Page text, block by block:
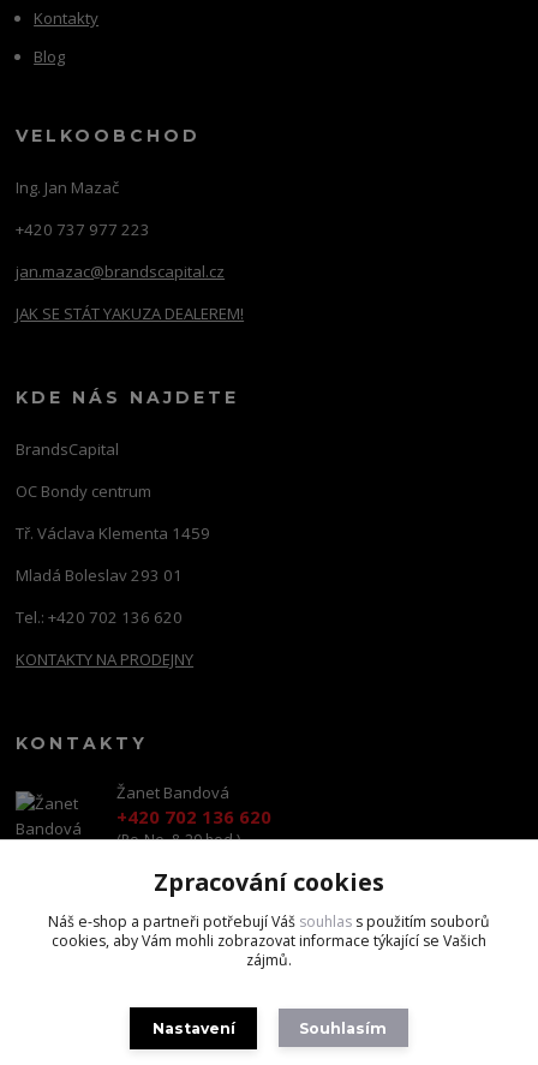
Kontakty
Blog
VELKOOBCHOD
Ing. Jan Mazač
+420 737 977 223
jan.mazac@brandscapital.cz
JAK SE STÁT YAKUZA DEALEREM!
KDE NÁS NAJDETE
BrandsCapital
OC Bondy centrum
Tř. Václava Klementa 1459
Mladá Boleslav 293 01
Tel.: +420 702 136 620
KONTAKTY NA PRODEJNY
KONTAKTY
Žanet Bandová
+420 702 136 620
(Po-Ne, 8-20 hod.)
shop@brandscapital.cz
Zpracování cookies
Náš e-shop a partneři potřebují Váš souhlas s použitím souborů
cookies, aby Vám mohli zobrazovat informace týkající se Vašich
zájmů.
Nastavení Souhlasím